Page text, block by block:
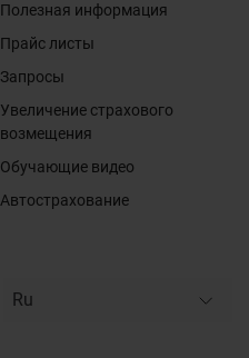
Полезная информация
Прайс листы
Запросы
Увеличение страхового
возмещения
Обучающие видео
Автострахование